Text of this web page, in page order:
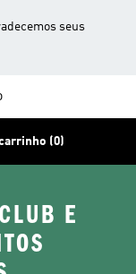
seus
(0)
E